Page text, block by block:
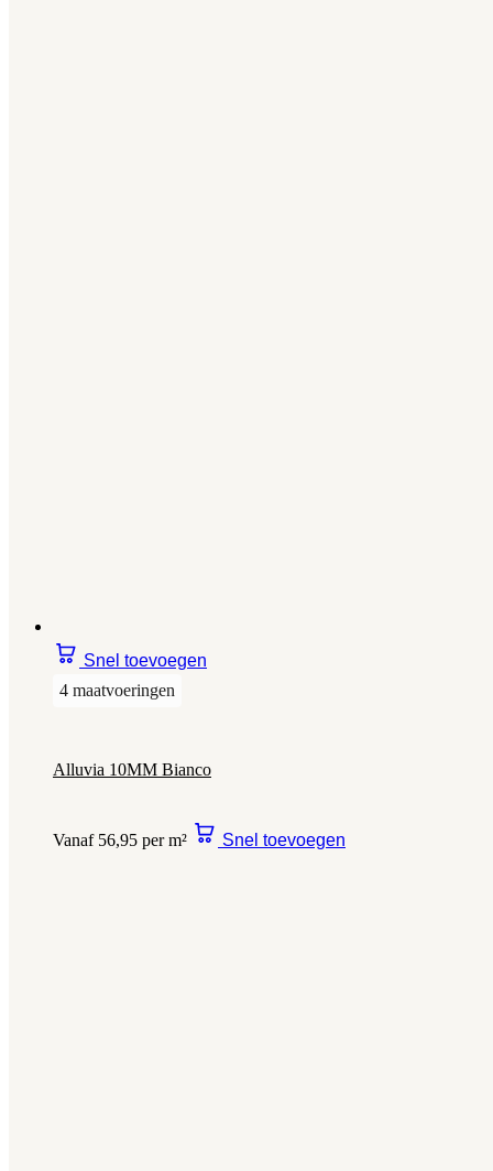
Snel toevoegen
4 maatvoeringen
Alluvia 10MM Bianco
Vanaf 56,95 per m² Snel toevoegen